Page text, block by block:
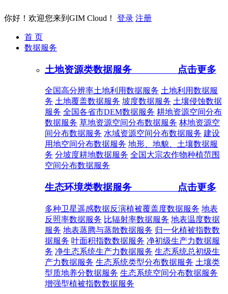
你好！欢迎您来到GIM Cloud！ 登录 注册
首 页
数据服务
土地资源类数据服务 点击更多
全国高分辨率土地利用数据服务 土地利用数据服
务 土地覆盖数据服务 坡度数据服务 土壤侵蚀数据
服务 全国各省市DEM数据服务 耕地资源空间分布
数据服务 草地资源空间分布数据服务 林地资源空
间分布数据服务 水域资源空间分布数据服务 建设
用地空间分布数据服务 地形、地貌、土壤数据服
务 分坡度耕地数据服务 全国大宗农作物种植范围
空间分布数据服务
生态环境类数据服务 点击更多
多种卫星遥感数据反演植被覆盖度数据服务 地表
反照率数据服务 比辐射率数据服务 地表温度数据
服务 地表蒸腾与蒸散数据服务 归一化植被指数数
据服务 叶面积指数数据服务 净初级生产力数据服
务 净生态系统生产力数据服务 生态系统总初级生
产力数据服务 生态系统类型分布数据服务 土壤类
型质地养分数据服务 生态系统空间分布数据服务
增强型植被指数数据服务